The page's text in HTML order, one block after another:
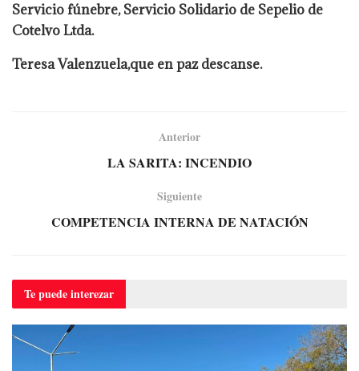
Servicio fúnebre, Servicio Solidario de Sepelio de
Cotelvo Ltda.
Teresa Valenzuela,que en paz descanse.
Anterior
LA SARITA: INCENDIO
Siguiente
COMPETENCIA INTERNA DE NATACIÓN
Te puedeinterezar